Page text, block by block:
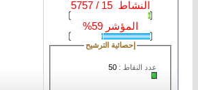
النشاط 15 / 5757
المؤشر 59%
إحصائية الترشيح
عدد النقاط :50